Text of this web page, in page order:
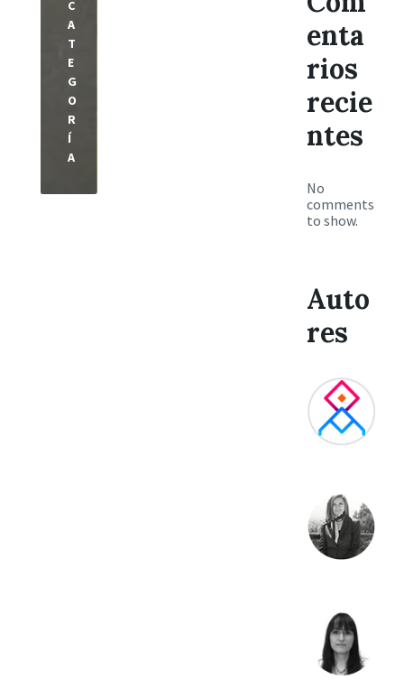
C
A
T
E
G
O
R
Í
A
enta
rios
recie
ntes
No
comments
to show.
Auto
res